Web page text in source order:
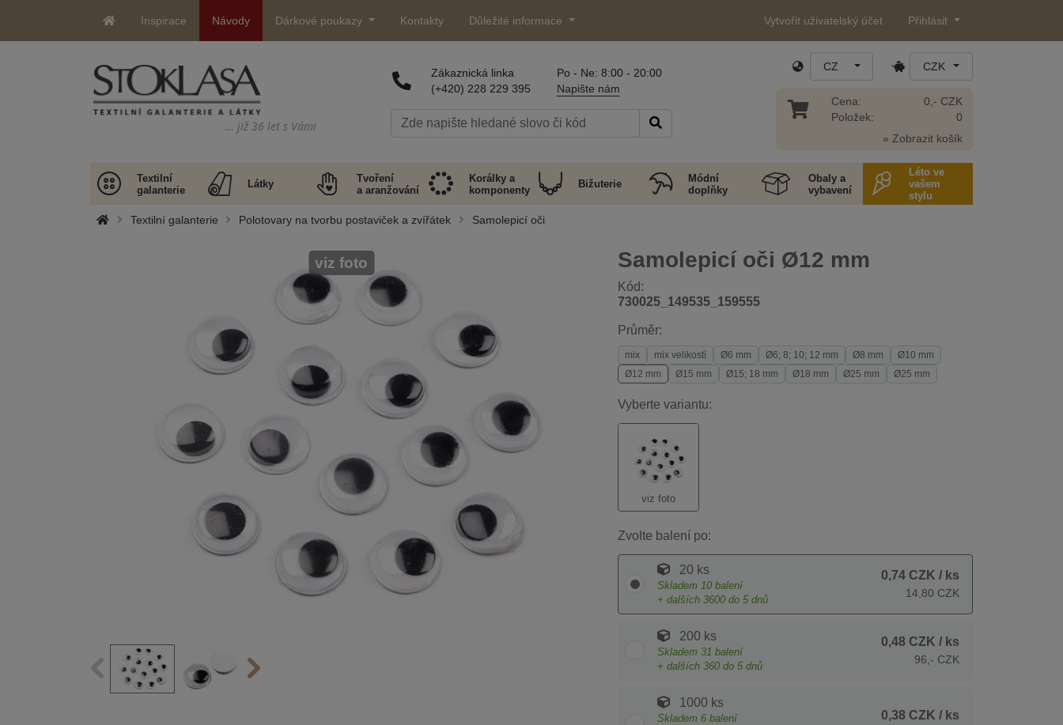
Inspirace Návody Dárkové poukazy Kontakty Důležité informace Vytvořit uživatelský účet Přihlásit
… již 36 let s Vámi
Zákaznická linka
(+420) 228 229 395
Po - Ne: 8:00 - 20:00
Napište nám
CZ CZK
Cena:
Položek:
0,- CZK
0
» Zobrazit košík
Textilní
galanterie
Látky
Tvoření
a aranžování
Korálky a
komponenty
Bižuterie
Módní
doplňky
Obaly a
vybavení
Léto ve
vašem
stylu
Textilní galanterie Polotovary na tvorbu postaviček a zvířátek Samolepicí oči
Samolepicí oči Ø12 mm
Kód:
730025_149535_159555
viz foto
Průměr:
mix mix velikostí Ø6 mm Ø6; 8; 10; 12 mm Ø8 mm
Ø10 mm
Ø12 mm
Ø15 mm Ø15; 18 mm Ø18 mm Ø25 mm Ø25 mm
Vyberte variantu:
viz foto
Zvolte balení po:
20 ks
Skladem 10 balení
+ dalších 3600 do 5 dnů
0,74 CZK / ks
14,80 CZK
200 ks
Skladem 31 balení
+ dalších 360 do 5 dnů
0,48 CZK / ks
96,- CZK
1000 ks
Skladem 6 balení
0,38 CZK / ks